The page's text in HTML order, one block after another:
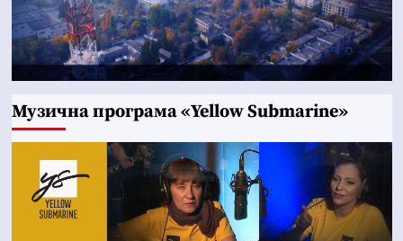
Музична програма «Yellow Submarine»